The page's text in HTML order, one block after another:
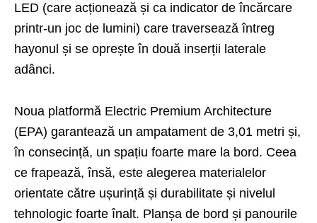
LED (care acționează și ca indicator de încărcare
printr-un joc de lumini) care traversează întreg
hayonul și se oprește în două inserții laterale
adânci.
Noua platformă Electric Premium Architecture
(EPA) garantează un ampatament de 3,01 metri și,
în consecință, un spațiu foarte mare la bord. Ceea
ce frapează, însă, este alegerea materialelor
orientate către ușurință și durabilitate și nivelul
tehnologic foarte înalt. Planșa de bord și panourile